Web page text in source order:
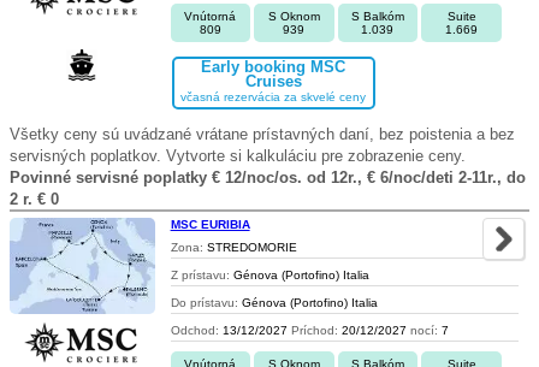
Vnútorná
809
S Oknom
939
S Balkóm
1.039
Suite
1.669
Early booking MSC
Cruises
včasná rezervácia za skvelé ceny
Všetky ceny sú uvádzané vrátane prístavných daní, bez poistenia a bez
servisných poplatkov. Vytvorte si kalkuláciu pre zobrazenie ceny.
Povinné servisné poplatky € 12/noc/os. od 12r., € 6/noc/deti 2-11r., do
2 r. € 0
MSC EURIBIA
Zona: STREDOMORIE
Z prístavu: Génova (Portofino) Italia
Do prístavu: Génova (Portofino) Italia
Odchod: 13/12/2027 Príchod: 20/12/2027 nocí: 7
Vnútorná
S Oknom
S Balkóm
Suite